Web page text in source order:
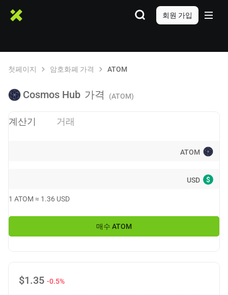
회원 가입
첫페이지 암호화폐 가격 ATOM
Cosmos Hub 가격 (ATOM)
계산기 거래
ATOM
USD $
1 ATOM ≈ 1.36 USD
매수 ATOM
$1.35 -0.5%